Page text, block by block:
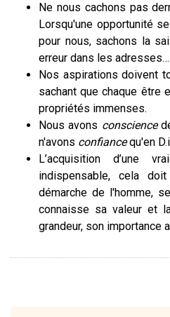
Ne nous cachons pas
Lorsqu'une opportunité
pour nous, sachons la
erreur dans les adresses…
Nos aspirations doivent
sachant que chaque être
propriétés immenses.
Nous avons conscience
n'avons confiancequ'en
L’acquisition d’une
indispensable, cela
démarche de l'homme,
connaisse sa valeur et
grandeur, son importance